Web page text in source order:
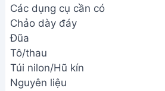
Các dụng cụ cần có
Chảo dày đáy
Đũa
Tô/thau
Túi nilon/Hũ kín
Nguyên liệu